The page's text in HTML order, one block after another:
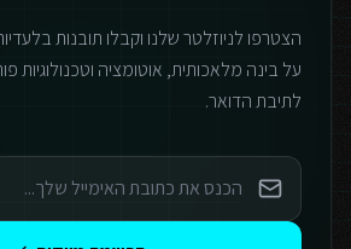
הצטרפו לניוזלטר שלנו וקבלו תובנות
על בינה מלאכותית, אוטומציה וטכנולוגיות
לתיבת הדואר.